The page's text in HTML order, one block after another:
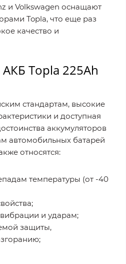
и Volkswagen оснащают
Topla, что еще раз
качество и
Topla 225Ah
стандартам, высокие
и доступная
аккумуляторов
автомобильных батарей
относятся:
температуры (от -40
и ударам;
защиты,